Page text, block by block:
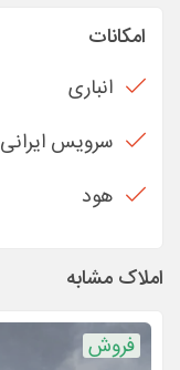
امکانات
انباری
سرویس ایرانی
هود
املاک مشابه
فروش